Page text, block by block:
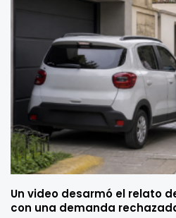
Un video desarmó el relato
con una demanda